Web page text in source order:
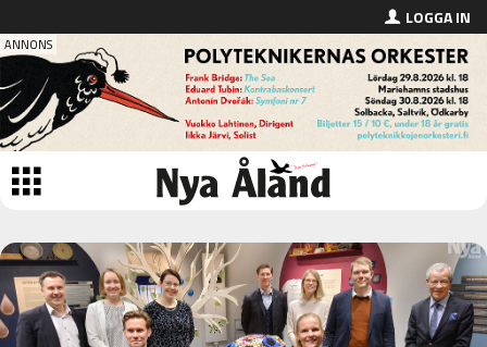
LOGGA IN